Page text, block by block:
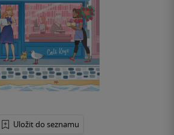
Uložit do seznamu